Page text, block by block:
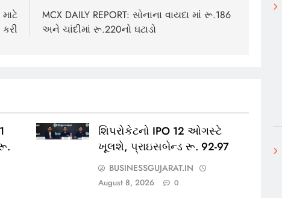
MCX DAILY REPORT: સોનાના વાયદા માં રૂ.186
અને ચાંદીમાં રૂ.220નો ઘટાડો
શિપરોકેટનો IPO 12 ઓગસ્ટે
ખૂલશે, પ્રાઇસબેન્ડ રૂ. 92-97
BUSINESSGUJARAT.IN
August 8, 2026 0